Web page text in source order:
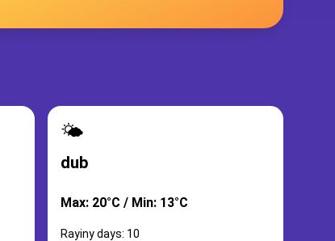
🌤️
dub
Max: 20°C / Min: 13°C
Rayiny days: 10